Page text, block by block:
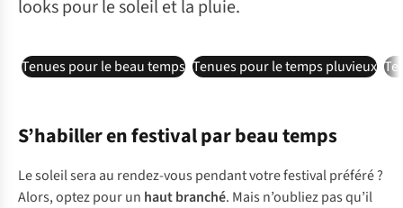
looks pour le soleil et la pluie.
Tenues pour le beau temps Tenues pour le temps pluvieux
S’habiller en festival par beau temps
Le soleil sera au rendez-vous pendant votre festival préféré ?
Alors, optez pour un haut branché. Mais n’oubliez pas qu’il